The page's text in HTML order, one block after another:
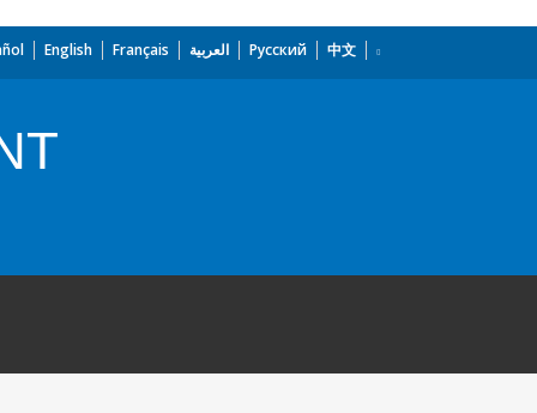
English Français العربية Русский 中文